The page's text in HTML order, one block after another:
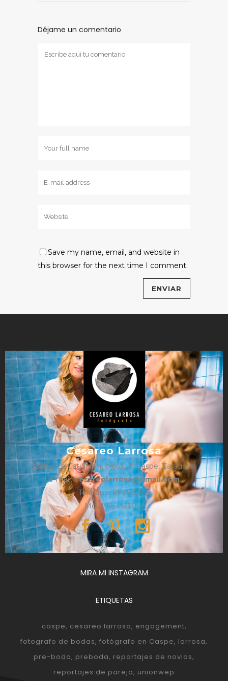
Déjame un comentario
Save my name, email, and website in
this browser for the next time I comment.
Cesareo Larrosa
Isabel La Católica 4, bajos, 1º, Caspe, Zaragoza
e-mail:cesareolarrosa@gmail.com
Teléfono: 876610325
Móvil: 657366052
MIRA MI INSTAGRAM
ETIQUETAS
caspe cesareo larrosa engagement
fotografo de bodas fotógrafo en Caspe larrosa
pre-boda preboda reportajes de novios
reportajes de pareja unionwep